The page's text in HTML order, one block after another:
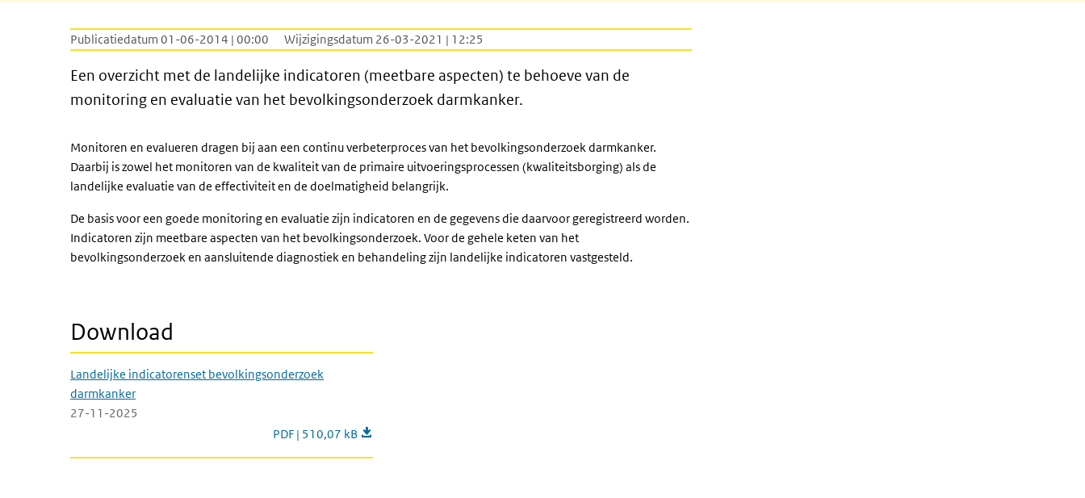
Publicatiedatum 01-06-2014 | 00:00 Wijzigingsdatum 26-03-2021 | 12:25
Een overzicht met de landelijke indicatoren (meetbare aspecten) te behoeve van de
monitoring en evaluatie van het bevolkingsonderzoek darmkanker.
Monitoren en evalueren dragen bij aan een continu verbeterproces van het bevolkingsonderzoek darmkanker.
Daarbij is zowel het monitoren van de kwaliteit van de primaire uitvoeringsprocessen (kwaliteitsborging) als de
landelijke evaluatie van de effectiviteit en de doelmatigheid belangrijk.
De basis voor een goede monitoring en evaluatie zijn indicatoren en de gegevens die daarvoor geregistreerd worden.
Indicatoren zijn meetbare aspecten van het bevolkingsonderzoek. Voor de gehele keten van het
bevolkingsonderzoek en aansluitende diagnostiek en behandeling zijn landelijke indicatoren vastgesteld.
Download
Landelijke indicatorenset bevolkingsonderzoek
darmkanker
27-11-2025
Landelijke indicatorenset bevolkingsonderzoek darmkanker
PDF | 510,07 kB